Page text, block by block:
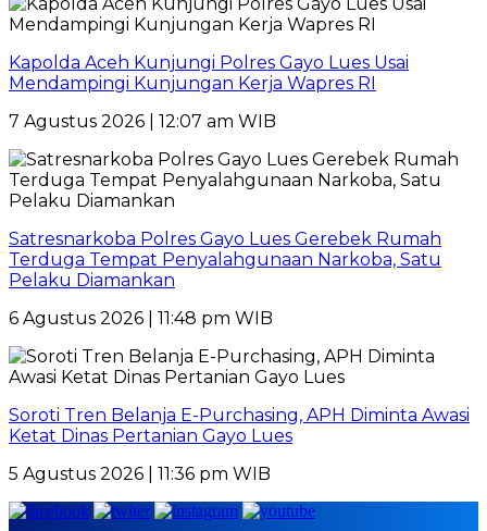
Kapolda Aceh Kunjungi Polres Gayo Lues Usai
Mendampingi Kunjungan Kerja Wapres RI
7 Agustus 2026 | 12:07 am WIB
Satresnarkoba Polres Gayo Lues Gerebek Rumah
Terduga Tempat Penyalahgunaan Narkoba, Satu
Pelaku Diamankan
6 Agustus 2026 | 11:48 pm WIB
Soroti Tren Belanja E-Purchasing, APH Diminta Awasi
Ketat Dinas Pertanian Gayo Lues
5 Agustus 2026 | 11:36 pm WIB